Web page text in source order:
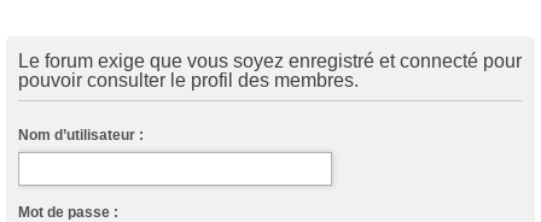
Le forum exige que vous soyez enregistré et connecté pour
pouvoir consulter le profil des membres.
Nom d’utilisateur :
Mot de passe :